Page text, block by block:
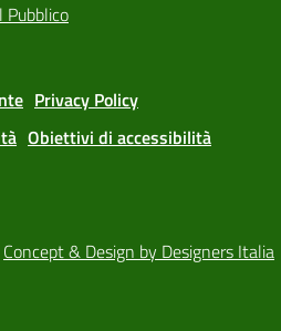
Pubblico
Privacy Policy
Obiettivi di accessibilità
Concept & Design by Designers Italia